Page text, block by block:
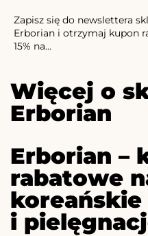
Zapisz się do newslettera
Erborian i otrzymaj kupon
15% na...
Więcej o
Erborian
Erborian –
rabatowe
koreańskie
i